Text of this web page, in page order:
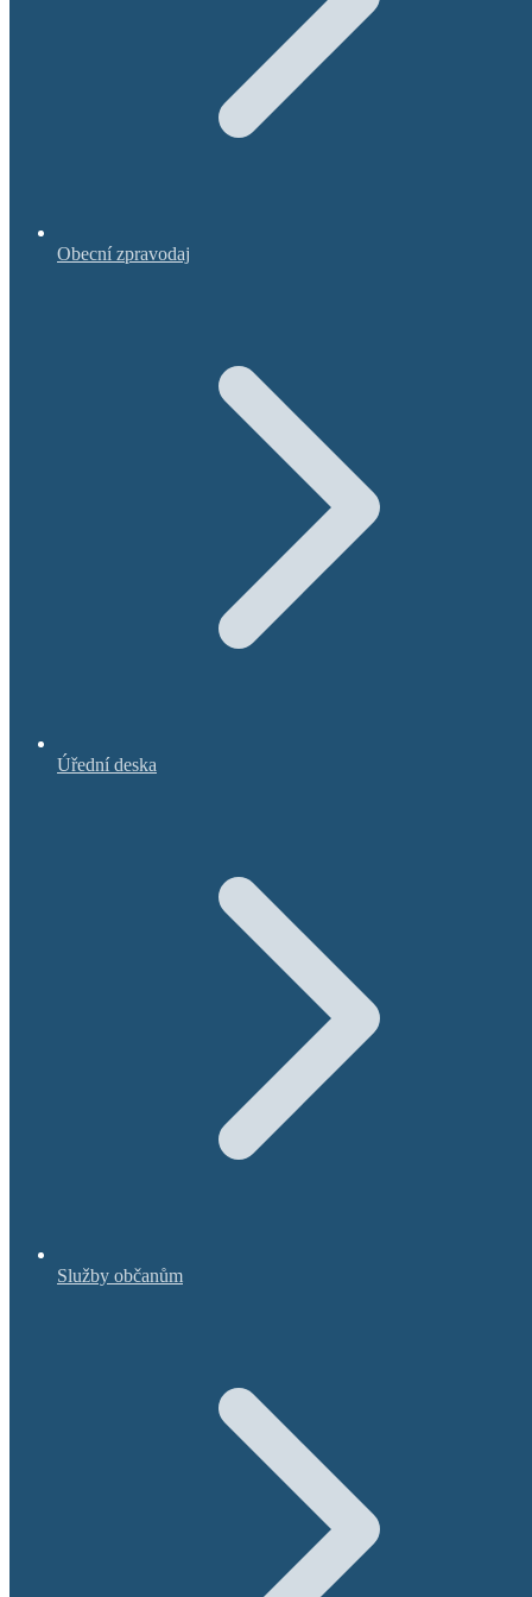
Obecní zpravodaj
Úřední deska
Služby občanům